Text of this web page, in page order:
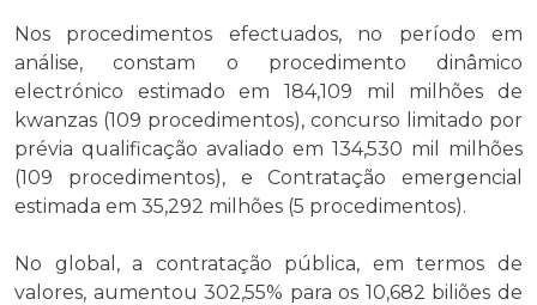
Nos procedimentos efectuados, no período em
análise, constam o procedimento dinâmico
electrónico estimado em 184,109 mil milhões de
kwanzas (109 procedimentos), concurso limitado por
prévia qualificação avaliado em 134,530 mil milhões
(109 procedimentos), e Contratação emergencial
estimada em 35,292 milhões (5 procedimentos).
No global, a contratação pública, em termos de
valores, aumentou 302,55% para os 10,682 biliões de